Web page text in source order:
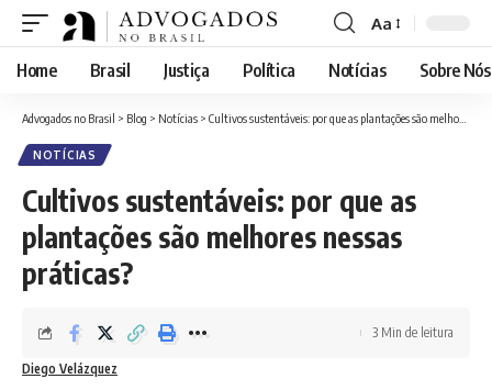
Font
Resizer
Aa
Home Brasil Justiça Política Notícias Sobre Nós
Advogados no Brasil > Blog > Notícias > Cultivos sustentáveis: por que as plantações são melhores nessas práticas?
NOTÍCIAS
Cultivos sustentáveis: por que as
plantações são melhores nessas
práticas?
Diego Velázquez
3 Min de leitura